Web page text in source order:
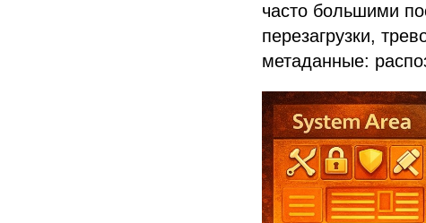
часто большими
перезагрузки,
метаданные: